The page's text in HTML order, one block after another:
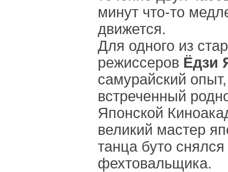
минут что-то
движется.
Для одного из
режиссеров Ёдзи
самурайский
встреченный
Японской
великий мастер
танца буто
фехтовальщика.